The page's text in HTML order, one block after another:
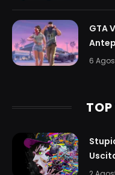
GTA
6
TOP